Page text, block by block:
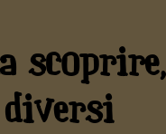
scoprire,